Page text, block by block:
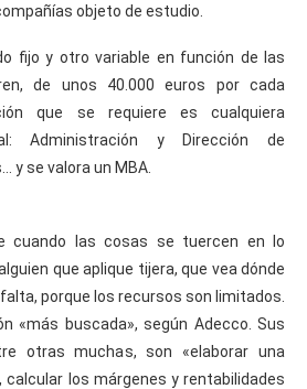
objeto de estudio.
fijo y otro variable en función de las
de unos 40.000 euros por cada
que se requiere es cualquiera
Administración y Dirección de
y se valora un MBA.
cuando las cosas se tuercen en lo
que aplique tijera, que vea dónde
porque los recursos son limitados.
«más buscada», según Adecco. Sus
otras muchas, son «elaborar una
los márgenes y rentabilidades